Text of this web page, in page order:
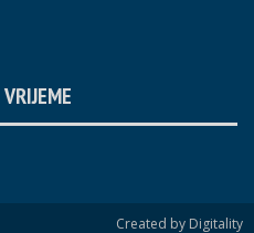
Created by Digitality